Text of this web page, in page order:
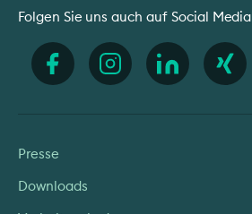
Folgen Sie uns auch auf Social Media
Presse
Downloads